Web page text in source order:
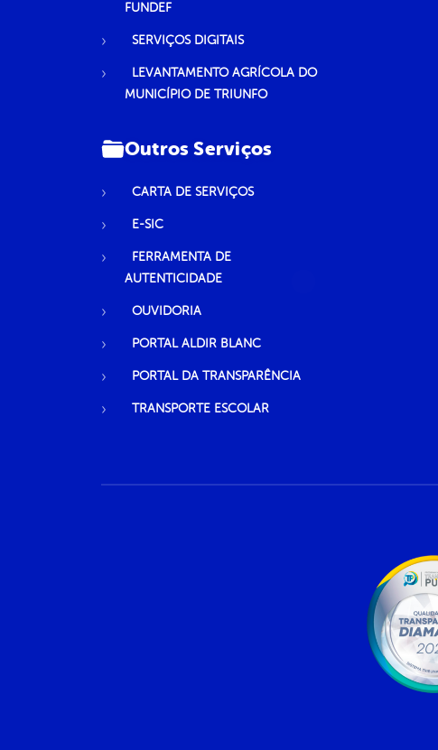
FUNDEF
SERVIÇOS DIGITAIS
LEVANTAMENTO AGRÍCOLA DO
MUNICÍPIO DE TRIUNFO
Outros Serviços
CARTA DE SERVIÇOS
E-SIC
FERRAMENTA DE
AUTENTICIDADE
OUVIDORIA
PORTAL ALDIR BLANC
PORTAL DA TRANSPARÊNCIA
TRANSPORTE ESCOLAR